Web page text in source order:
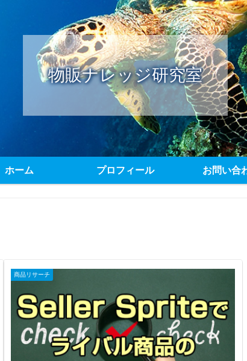
物販ナレッジ研究室
ホーム プロフィール お問い合
商品リサーチ